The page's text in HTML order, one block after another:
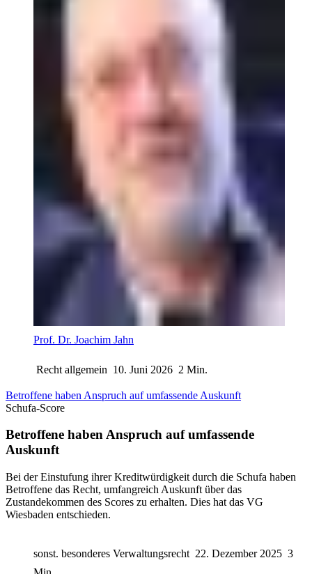
Prof. Dr. Joachim Jahn
Recht allgemein 10. Juni 2026 2 Min.
Betroffene haben Anspruch auf umfassende Auskunft
Schufa-Score
Betroffene haben Anspruch auf umfassende
Auskunft
Bei der Einstufung ihrer Kreditwürdigkeit durch die Schufa haben
Betroffene das Recht, umfangreich Auskunft über das
Zustandekommen des Scores zu erhalten. Dies hat das VG
Wiesbaden entschieden.
sonst. besonderes Verwaltungsrecht 22. Dezember 2025 3